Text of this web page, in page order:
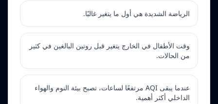
الرياضة الشديدة هي أول ما يتغير غالبًا.
وقت الأطفال في الخارج يتغير قبل روتين البالغين في كثير
من الحالات.
عندما يبقى AQI مرتفعًا لساعات، تصبح بيئة النوم والهواء
الداخلي أكثر أهمية.